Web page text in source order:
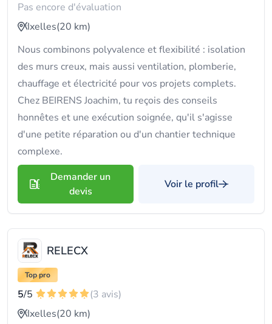
Pas encore d'évaluation
Ixelles(20 km)
Nous combinons polyvalence et flexibilité : isolation
des murs creux, mais aussi ventilation, plomberie,
chauffage et électricité pour vos projets complets.
Chez BEIRENS Joachim, tu reçois des conseils
honnêtes et une exécution soignée, qu'il s'agisse
d'une petite réparation ou d'un chantier technique
complexe.
Demander un
devis
Voir le profil
RELECX
Top pro
5/5
(3 avis)
Ixelles(20 km)